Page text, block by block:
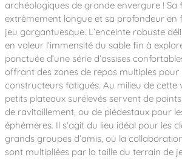
Notre entreprise
Notre équipe
Nous rejoindre
Nos univers
Parcours de santé
Stadium Arena
Street workout
Surfpark
Équipements sportifs
Mobilier urbain
Accessoires ludiques
Nos clients
Collectivités
Établissements scolaires
Architectes, Paysagistes-
Camping et résidences de
Notre expertise
Des aires
Des aires de jeux pour tous
L’éco-conception de nos
La végétalisation des cours
Nos matériaux
Réalisations
Contact
Les questions fréquentes
archéologiques de grande envergure !
extrêmement longue et sa profondeur en
jeu gargantuesque. L’enceinte robuste
en valeur l’immensité du sable fin à
ponctuée d’une série d’assises
offrant des zones de repos multiples pour
constructeurs fatigués. Au milieu de cette
petits plateaux surélevés servent de
de ravitaillement, ou de piédestaux pour
éphémères. Il s’agit du lieu idéal pour les
grands groupes d’amis, où la
sont multipliées par la taille du terrain de